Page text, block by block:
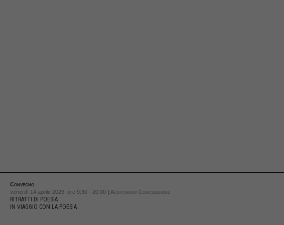
Convegno
venerdì 14 aprile 2023, ore 9:30 - 20:00
| Auditorium Conciliazione
RITRATTI DI POESIA
IN VIAGGIO CON LA POESIA